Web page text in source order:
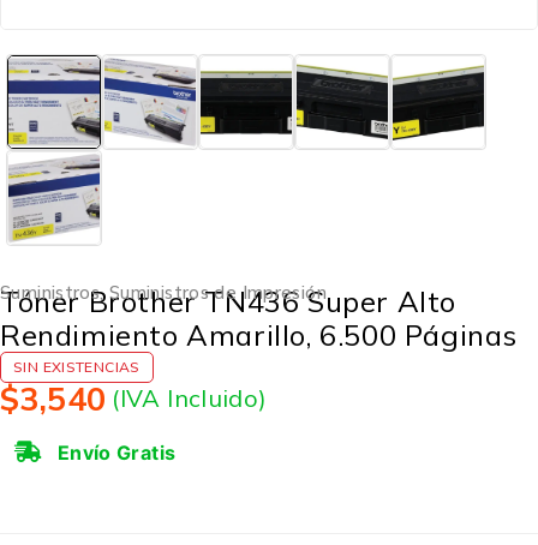
Suministros,Suministros de Impresión
Tóner Brother TN436 Super Alto
Rendimiento Amarillo, 6.500 Páginas
SIN EXISTENCIAS
$3,540 (IVA Incluido)
Envío Gratis